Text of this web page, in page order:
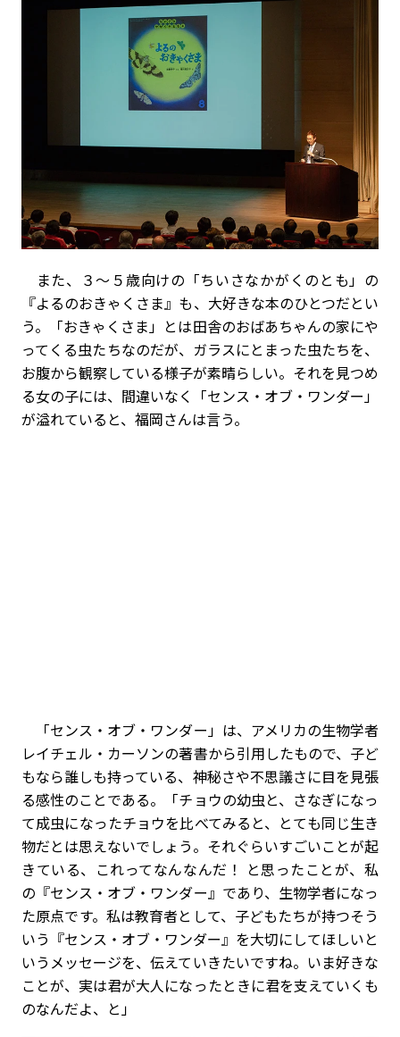
また、３～５歳向けの「ちいさなかがくのとも」の
『よるのおきゃくさま』も、大好きな本のひとつだとい
う。「おきゃくさま」とは田舎のおばあちゃんの家にや
ってくる虫たちなのだが、ガラスにとまった虫たちを、
お腹から観察している様子が素晴らしい。それを見つめ
る女の子には、間違いなく「センス・オブ・ワンダー」
が溢れていると、福岡さんは言う。
「センス・オブ・ワンダー」は、アメリカの生物学者
レイチェル・カーソンの著書から引用したもので、子ど
もなら誰しも持っている、神秘さや不思議さに目を見張
る感性のことである。「チョウの幼虫と、さなぎになっ
て成虫になったチョウを比べてみると、とても同じ生き
物だとは思えないでしょう。それぐらいすごいことが起
きている、これってなんなんだ！ と思ったことが、私
の『センス・オブ・ワンダー』であり、生物学者になっ
た原点です。私は教育者として、子どもたちが持つそう
いう『センス・オブ・ワンダー』を大切にしてほしいと
いうメッセージを、伝えていきたいですね。いま好きな
ことが、実は君が大人になったときに君を支えていくも
のなんだよ、と」